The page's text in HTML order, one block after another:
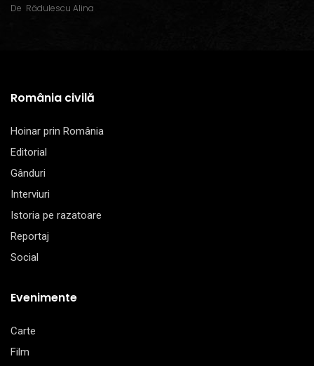
De Rădulescu Alina
România civilă
Hoinar prin România
Editorial
Gânduri
Interviuri
Istoria pe razatoare
Reportaj
Social
Evenimente
Carte
Film